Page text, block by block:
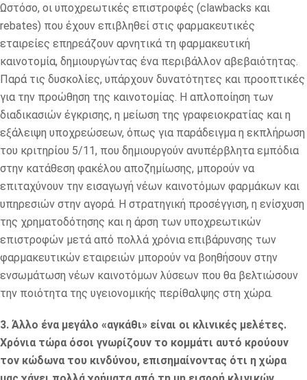
Ωστόσο, οι υποχρεωτικές επιστροφές (clawbacks και
rebates) που έχουν επιβληθεί στις φαρμακευτικές
εταιρείες επηρεάζουν αρνητικά τη φαρμακευτική
καινοτομία, δημιουργώντας ένα περιβάλλον αβεβαιότητας.
Παρά τις δυσκολίες, υπάρχουν δυνατότητες και προοπτικές
για την προώθηση της καινοτομίας. Η απλοποίηση των
διαδικασιών έγκρισης, η μείωση της γραφειοκρατίας και η
εξάλειψη υποχρεώσεων, όπως για παράδειγμα η εκπλήρωση
του κριτηρίου 5/11, που δημιουργούν ανυπέρβλητα εμπόδια
στην κατάθεση φακέλου αποζημίωσης, μπορούν να
επιταχύνουν την εισαγωγή νέων καινοτόμων φαρμάκων και
υπηρεσιών στην αγορά. Η στρατηγική προσέγγιση, η ενίσχυση
της χρηματοδότησης και η άρση των υποχρεωτικών
επιστροφών μετά από πολλά χρόνια επιβάρυνσης των
φαρμακευτικών εταιρειών μπορούν να βοηθήσουν στην
ενσωμάτωση νέων καινοτόμων λύσεων που θα βελτιώσουν
την ποιότητα της υγειονομικής περίθαλψης στη χώρα.
3. Άλλο ένα μεγάλο «αγκάθι» είναι οι κλινικές μελέτες.
Χρόνια τώρα όσοι γνωρίζουν το κομμάτι αυτό κρούουν
τον κώδωνα του κινδύνου, επισημαίνοντας ότι η χώρα